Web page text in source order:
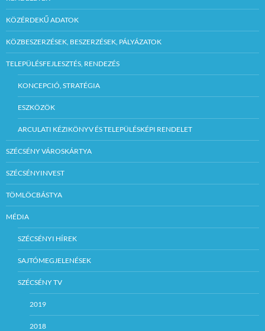
KÖZÉRDEKŰ ADATOK
KÖZBESZERZÉSEK, BESZERZÉSEK, PÁLYÁZATOK
TELEPÜLÉSFEJLESZTÉS, RENDEZÉS
KONCEPCIÓ, STRATÉGIA
ESZKÖZÖK
ARCULATI KÉZIKÖNYV ÉS TELEPÜLÉSKÉPI RENDELET
SZÉCSÉNY VÁROSKÁRTYA
SZÉCSÉNYINVEST
TÖMLÖCBÁSTYA
MÉDIA
SZÉCSÉNYI HÍREK
SAJTÓMEGJELENÉSEK
SZÉCSÉNY TV
2019
2018